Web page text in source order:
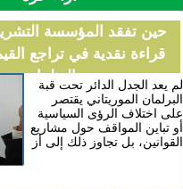
حين تفقد المؤسسة
قراءة نقدية في تراجع
البرلمان
لم يعد الجدل الدائر تحت قبة
البرلمان الموريتاني يقتصر
على اختلاف الرؤى السياسية
أو تباين المواقف حول مشاريع
القوانين، بل تجاوز ذلك إلى أز